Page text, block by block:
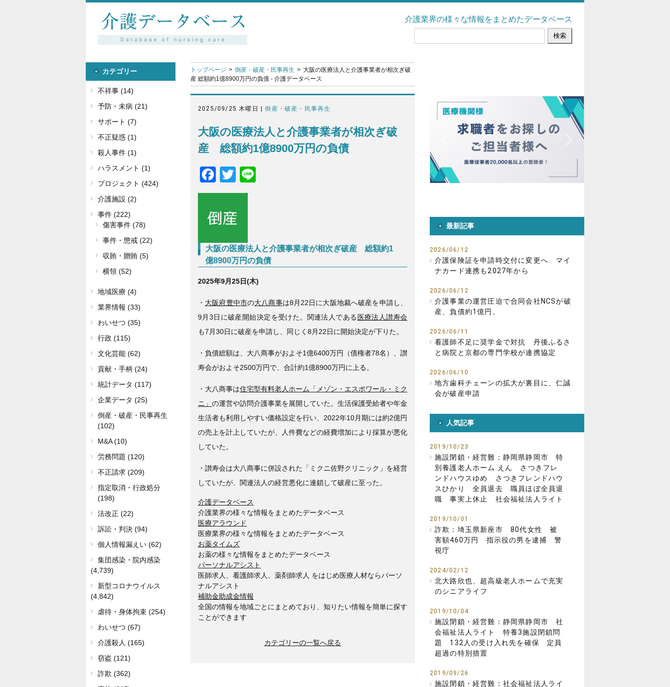
介護業界の様々な情報をまとめたデータベース
トップページ 倒産・破産・民事再生
大阪の医療法人と介護事業者が相次ぎ破
産 総額約1億8900万円の負債 - 介護データベース
2025/09/25 木曜日 |倒産・破産・民事再生
大阪の医療法人と介護事業者が相次ぎ破
産 総額約1億8900万円の負債
F
a
c
e
b
o
o
k
T
wi
er
大阪の医療法人と介護事業者が相次ぎ破産 総額約1
億8900万円の負債
2025年9月25日(木)
・ 大阪府豊中市の大八商事は8月22日に大阪地裁へ破産を申請し、
9月3日に破産開始決定を受けた。関連法人である 医療法人讃寿会
も7月30日に破産を申請し、同じく8月22日に開始決定が下りた。
・負債総額は、大八商事がおよそ1億6400万円（債権者78名）、讃
寿会がおよそ2500万円で、合計約1億8900万円に上る。
・大八商事は住宅型有料老人ホーム「メゾン・エスポワール・ミク
ニ」 の運営や訪問介護事業を展開していた。生活保護受給者や年金
生活者も利用しやすい価格設定を行い、2022年10月期には約2億円
の売上を計上していたが、人件費などの経費増加により採算が悪化
していた。
・讃寿会は大八商事に併設された「ミクニ佐野クリニック」を経営
していたが、関連法人の経営悪化に連鎖して破産に至った。
介護データベース
介護業界の様々な情報をまとめたデータベース
医療アラウンド
医療業界の様々な情報をまとめたデータベース
お薬タイムズ
お薬の様々な情報をまとめたデータベース
パーソナルアシスト
医師求人、看護師求人、薬剤師求人 をはじめ医療人材ならパーソ
ナルアシスト
補助金助成金情報
全国の情報を地域ごとにまとめており、知りたい情報を簡単に探す
ことができます
カテゴリーの一覧へ戻る
最新記事
2026/06/12
介護保険証を申請時交付に変更へ マイ
ナカード連携も2027年から
2026/06/12
介護事業の運営圧迫で合同会社NCSが破
産、負債約1億円。
2026/06/11
看護師不足に奨学金で対抗 丹後ふるさ
と病院と京都の専門学校が連携協定
2026/06/10
地方歯科チェーンの拡大が裏目に、仁誠
会が破産申請
人気記事
2019/10/23
施設閉鎖・経営難：静岡県静岡市 特
別養護老人ホーム えん さつきフレ
ンドハウスゆめ さつきフレンドハウ
スひかり 全員退去 職員ほぼ全員退
職 事実上休止 社会福祉法人ライト
2019/10/01
詐欺：埼玉県新座市 80代女性 被
害額460万円 指示役の男を逮捕 警
視庁
2024/02/12
北大路欣也、超高級老人ホームで充実
のシニアライフ
2019/10/04
施設閉鎖・経営難：静岡県静岡市 社
会福祉法人ライト 特養3施設閉鎖問
題 132人の受け入れ先を確保 定員
超過の特別措置
2019/09/26
施設閉鎖・経営難：社会福祉法人ライ
カテゴリー
不祥事 (14)
予防・未病 (21)
サポート (7)
不正疑惑 (1)
殺人事件 (1)
ハラスメント (1)
プロジェクト (424)
介護施設 (2)
事件 (222)
傷害事件 (78)
事件・懲戒 (22)
収賄・贈賄 (5)
横領 (52)
地域医療 (4)
業界情報 (33)
わいせつ (35)
行政 (115)
文化芸能 (62)
貢献・手柄 (24)
統計データ (117)
企業データ (25)
倒産・破産・民事再生
(102)
M&A (10)
労務問題 (120)
不正請求 (209)
指定取消・行政処分
(198)
法改正 (22)
訴訟・判決 (94)
個人情報漏えい (62)
集団感染・院内感染
(4,739)
新型コロナウイルス
(4,842)
虐待・身体拘束 (254)
わいせつ (67)
介護殺人 (165)
窃盗 (121)
詐欺 (362)